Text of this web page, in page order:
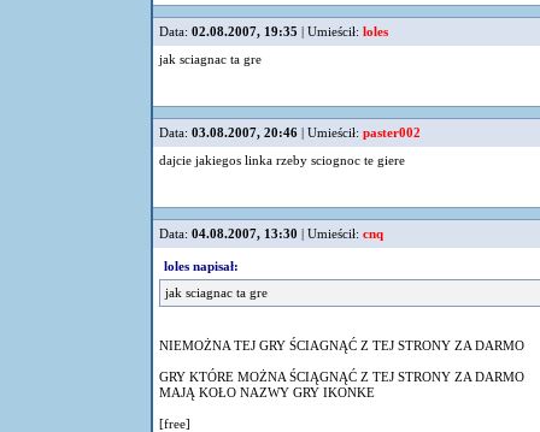
Data: 02.08.2007, 19:35 | Umieścił: loles
jak sciagnac ta gre
Data: 03.08.2007, 20:46 | Umieścił: paster002
dajcie jakiegos linka rzeby sciognoc te giere
Data: 04.08.2007, 13:30 | Umieścił: cnq
loles napisał:
jak sciagnac ta gre
NIEMOŻNA TEJ GRY ŚCIAGNĄĆ Z TEJ STRONY ZA DARMO
GRY KTÓRE MOŻNA ŚCIĄGNĄĆ Z TEJ STRONY ZA DARMO
MAJĄ KOŁO NAZWY GRY IKONKE
[free]